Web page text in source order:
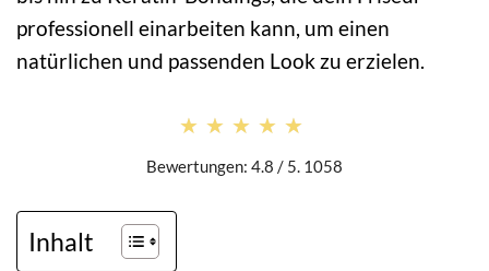
professionell einarbeiten kann, um einen
natürlichen und passenden Look zu erzielen.
★★★★★
★★★★★
Bewertungen: 4.8 / 5. 1058
Inhalt